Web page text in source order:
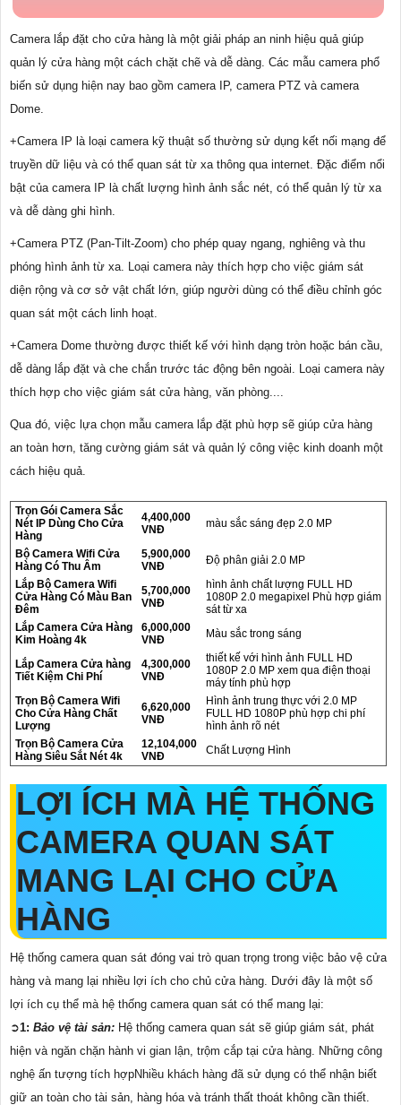
Camera lắp đặt cho cửa hàng là một giải pháp an ninh hiệu quả giúp
quản lý cửa hàng một cách chặt chẽ và dễ dàng. Các mẫu camera phổ
biến sử dụng hiện nay bao gồm camera IP, camera PTZ và camera
Dome.
+Camera IP là loại camera kỹ thuật số thường sử dụng kết nối mạng để
truyền dữ liệu và có thể quan sát từ xa thông qua internet. Đặc điểm nổi
bật của camera IP là chất lượng hình ảnh sắc nét, có thể quản lý từ xa
và dễ dàng ghi hình.
+Camera PTZ (Pan-Tilt-Zoom) cho phép quay ngang, nghiêng và thu
phóng hình ảnh từ xa. Loại camera này thích hợp cho việc giám sát
diện rộng và cơ sở vật chất lớn, giúp người dùng có thể điều chỉnh góc
quan sát một cách linh hoạt.
+Camera Dome thường được thiết kế với hình dạng tròn hoặc bán cầu,
dễ dàng lắp đặt và che chắn trước tác động bên ngoài. Loại camera này
thích hợp cho việc giám sát cửa hàng, văn phòng....
Qua đó, việc lựa chọn mẫu camera lắp đặt phù hợp sẽ giúp cửa hàng
an toàn hơn, tăng cường giám sát và quản lý công việc kinh doanh một
cách hiệu quả.
Trọn Gói Camera Sắc
Nét IP Dùng Cho Cửa
Hàng
4,400,000
VNĐ
màu sắc sáng đẹp 2.0 MP
Bộ Camera Wifi Cửa
Hàng Có Thu Âm
5,900,000
VNĐ
Độ phân giải 2.0 MP
Lắp Bộ Camera Wifi
Cửa Hàng Có Màu Ban
Đêm
5,700,000
VNĐ
hình ảnh chất lượng FULL HD
1080P 2.0 megapixel Phù hợp giám
sát từ xa
Lắp Camera Cửa Hàng
Kim Hoàng 4k
6,000,000
VNĐ
Màu sắc trong sáng
Lắp Camera Cửa hàng
Tiết Kiệm Chi Phí
4,300,000
VNĐ
thiết kế với hình ảnh FULL HD
1080P 2.0 MP xem qua điện thoại
máy tính phù hợp
Trọn Bộ Camera Wifi
Cho Cửa Hàng Chất
Lượng
6,620,000
VNĐ
Hình ảnh trung thực với 2.0 MP
FULL HD 1080P phù hợp chi phí
hình ảnh rõ nét
Trọn Bộ Camera Cửa
Hàng Siêu Sắt Nét 4k
12,104,000
VNĐ
Chất Lượng Hình
LỢI ÍCH MÀ HỆ THỐNG
CAMERA QUAN SÁT
MANG LẠI CHO CỬA
HÀNG
Hệ thống camera quan sát đóng vai trò quan trọng trong việc bảo vệ cửa
hàng và mang lại nhiều lợi ích cho chủ cửa hàng. Dưới đây là một số
lợi ích cụ thể mà hệ thống camera quan sát có thể mang lại:
➲1: Bảo vệ tài sản: Hệ thống camera quan sát sẽ giúp giám sát, phát
hiện và ngăn chặn hành vi gian lận, trộm cắp tại cửa hàng. Những công
nghệ ấn tượng tích hợpNhiều khách hàng đã sử dụng có thể nhận biết
giữ an toàn cho tài sản, hàng hóa và tránh thất thoát không cần thiết.